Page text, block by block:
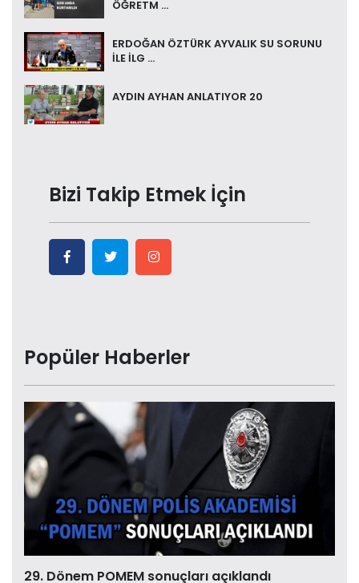
ÖĞRETM ...
ERDOĞAN ÖZTÜRK AYVALIK SU SORUNU
İLE İLG ...
AYDIN AYHAN ANLATIYOR 20
Bizi Takip Etmek İçin
Popüler Haberler
29. Dönem POMEM sonuçları açıklandı